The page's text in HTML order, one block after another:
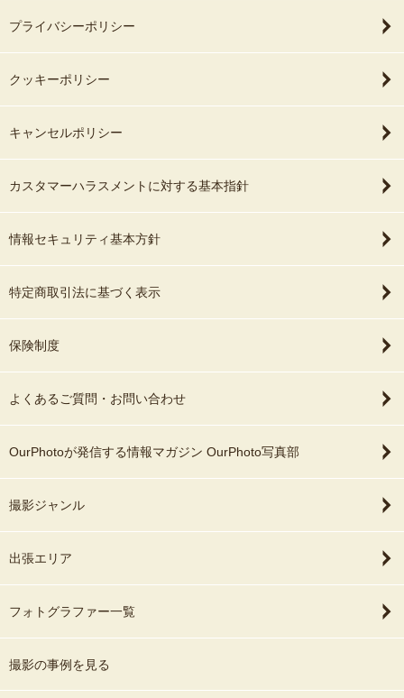
プライバシーポリシー
クッキーポリシー
キャンセルポリシー
カスタマーハラスメントに対する基本指針
情報セキュリティ基本方針
特定商取引法に基づく表示
保険制度
よくあるご質問・お問い合わせ
OurPhotoが発信する情報マガジン OurPhoto写真部
撮影ジャンル
出張エリア
フォトグラファー一覧
撮影の事例を見る